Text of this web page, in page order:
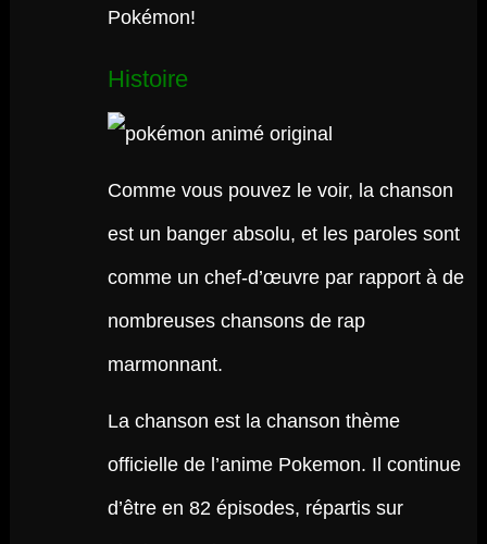
Pokémon!
Histoire
Comme vous pouvez le voir, la chanson
est un banger absolu, et les paroles sont
comme un chef-d’œuvre par rapport à de
nombreuses chansons de rap
marmonnant.
La chanson est la chanson thème
officielle de l’anime Pokemon. Il continue
d’être en 82 épisodes, répartis sur